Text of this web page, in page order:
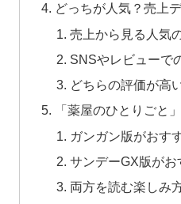
どっちが人気？売上
売上から見る人気
SNSやレビューで
どちらの評価が高
「薬屋のひとりごと
ガンガン版がおす
サンデーGX版がお
両方を読む楽しみ